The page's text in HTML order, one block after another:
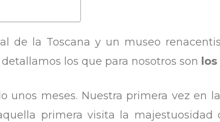
de la Toscana y un museo
los que para nosotros son
unos meses. Nuestra primera vez en
primera visita la